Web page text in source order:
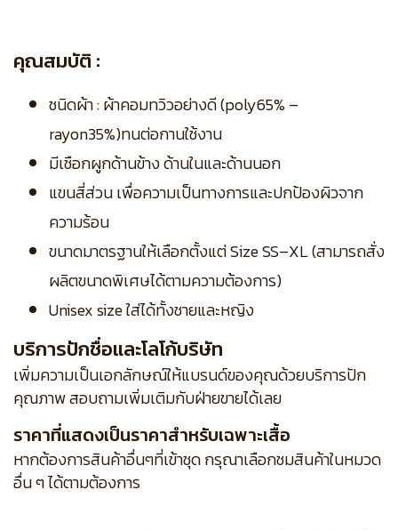
คุณสมบัติ :
ชนิดผ้า : ผ้าคอมทวิวอย่างดี (poly65% –
rayon35%)ทนต่อกานใช้งาน
มีเชือกผูกด้านข้าง ด้านในและด้านนอก
แขนสี่ส่วน เพื่อความเป็นทางการและปกป้องผิวจาก
ความร้อน
ขนาดมาตรฐานให้เลือกตั้งแต่ Size SS–XL (สามารถสั่ง
ผลิตขนาดพิเศษได้ตามความต้องการ)
Unisex size ใส่ได้ทั้งชายและหญิง
บริการปักชื่อและโลโก้บริษัท
เพิ่มความเป็นเอกลักษณ์ให้แบรนด์ของคุณด้วยบริการปัก
คุณภาพ สอบถามเพิ่มเติมกับฝ่ายขายได้เลย
ราคาที่แสดงเป็นราคาสำหรับเฉพาะเสื้อ
หากต้องการสินค้าอื่นๆที่เข้าชุด กรุณาเลือกชมสินค้าในหมวด
อื่น ๆ ได้ตามต้องการ